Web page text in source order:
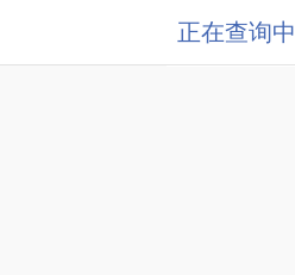
正在查询中